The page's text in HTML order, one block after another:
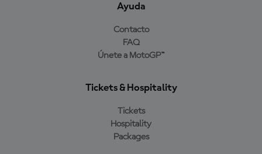
Ayuda
Contacto
FAQ
Únete a MotoGP™
Tickets & Hospitality
Tickets
Hospitality
Packages